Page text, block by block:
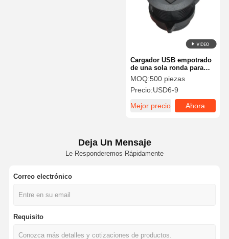
Cargador USB empotrado
de una sola ronda para
escritorio, toma de
corriente de 45 mm, negro
MOQ:500 piezas
Precio:USD6-9
Mejor precio
Ahora
Deja Un Mensaje
Le Responderemos Rápidamente
Correo electrónico
Requisito